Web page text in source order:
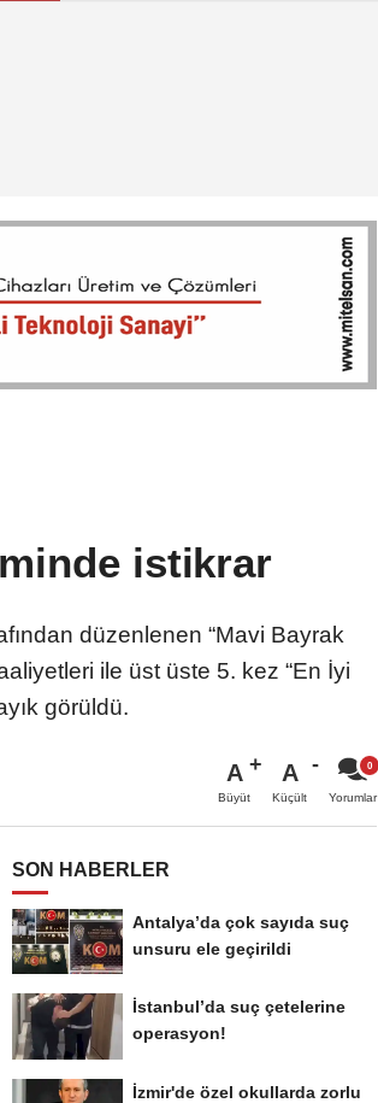
istikrar
düzenlenen “Mavi Bayrak
ile üst üste 5. kez “En İyi
görüldü.
A
Büyüt
A
Küçült Yorumlar
SON HABERLER
Antalya’da çok sayıda suç
unsuru ele geçirildi
İstanbul’da suç çetelerine
operasyon!
İzmir'de özel okullarda zorlu